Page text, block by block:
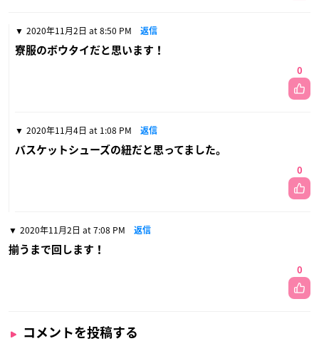
2020年11月2日 at 8:50 PM 返信
寮服のボウタイだと思います！
0
2020年11月4日 at 1:08 PM 返信
バスケットシューズの紐だと思ってました。
0
2020年11月2日 at 7:08 PM 返信
揃うまで回します！
0
コメントを投稿する